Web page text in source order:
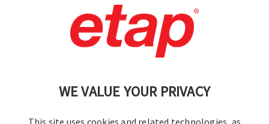
WE VALUE YOUR PRIVACY
This site uses cookies and related technologies, as
Contáctenos | Condiciones de uso
política de privacidad Mapa del sitio